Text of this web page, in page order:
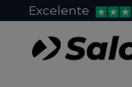
Excelente